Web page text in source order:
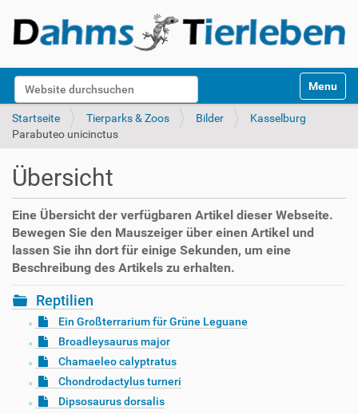
Website durchsuchen
k
Toggle
Startseite Tierparks & Zoos Bilder
Kasselburg
Parabuteo unicinctus
Übersicht
Eine Übersicht der verfügbaren Artikel dieser Webseite.
Bewegen Sie den Mauszeiger über einen Artikel und
lassen Sie ihn dort für einige Sekunden, um eine
Beschreibung des Artikels zu erhalten.
Reptilien
Ein Großterrarium für Grüne Leguane
Broadleysaurus major
Chamaeleo calyptratus
Chondrodactylus turneri
Dipsosaurus dorsalis